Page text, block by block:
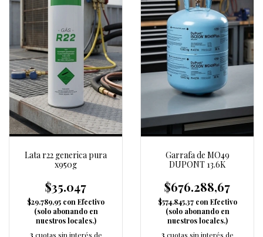
Lata r22 generica pura
x950g
$35.047
$29.789,95 con Efectivo
(solo abonando en
nuestros locales.)
3 cuotas sin interés de
Garrafa de MO49
DUPONT 13.6K
$676.288,67
$574.845,37 con Efectivo
(solo abonando en
nuestros locales.)
3 cuotas sin interés de